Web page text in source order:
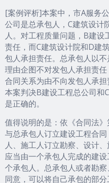
[案例评析]本案中，市A服务
公司是总承包人，C建筑设计
人。对工程质量问题，B建设
责任，而C建筑设计院和D建
包人承担责任。总承包人以
理由企图不对发包人承担责
合同关系为由不向发包人承
本案判决B建设工程总公司和
是正确的。
值得说明的是：依《合同法
与总承包人订立建设工程合
人、施工人订立勘察、设计
应当由一个承包人完成的建
个承包人。总承包人或者勘
同意，可以将自己承包的部